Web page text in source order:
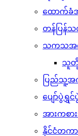
ထောက်ခံအ
တန်ပြန်သ
သကသအ
သူတို့
ပြည်သူ့အ
ပျော်ပွဲရွှင်
အားကစာ
နိုင်ငံတက